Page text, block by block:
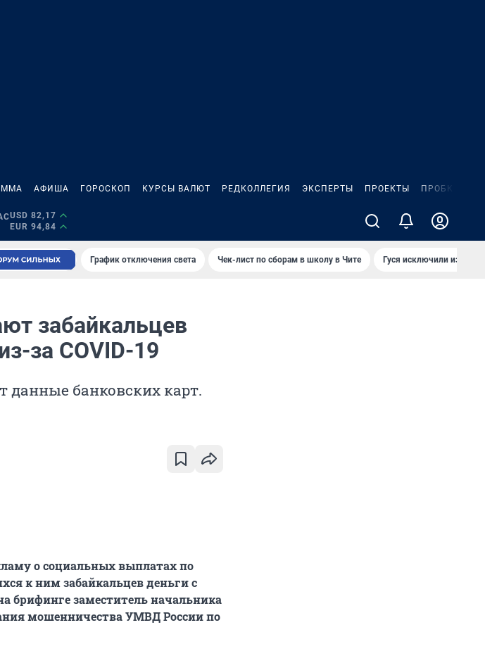
АФИША ГОРОСКОП КУРСЫ ВАЛЮТ РЕДКОЛЛЕГИЯ ЭКСПЕРТЫ ПРОЕКТЫ ПРОБКИ
USD 82,17
EUR 94,84
График отключения света Чек-лист по сборам в школу в Чите Гуся исключили из
забайкальцев
за COVID-19
банковских карт.
о социальных выплатах по
к ним забайкальцев деньги с
брифинге заместитель начальника
мошенничества УМВД России по